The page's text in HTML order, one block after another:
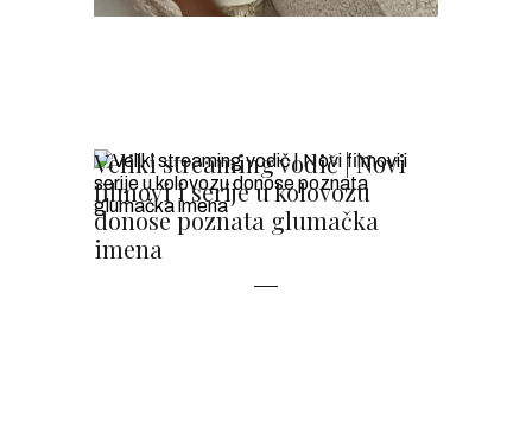
Veliki streaming vodič | Novi
filmovi i serije u kolovozu
donose poznata glumačka
imena